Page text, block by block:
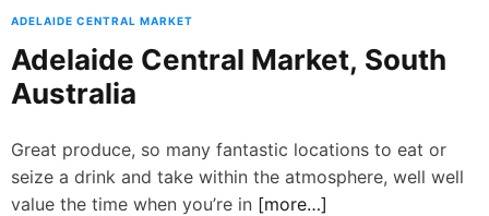
m
o
ADELAIDE CENTRAL MARKET
Adelaide Central Market, South
Australia
Great produce, so many fantastic locations to eat or
seize a drink and take within the atmosphere, well well
value the time when you’re in [more…]